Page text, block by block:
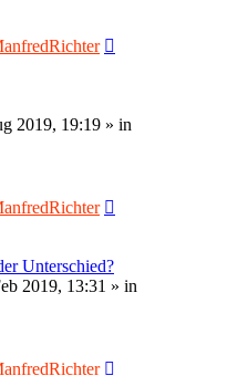
2019, 19:19 » in
Unterschied?
2019, 13:31 » in